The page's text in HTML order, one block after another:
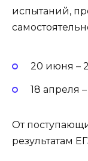
испытаний,
20 июня –
18 апреля
От
результатам